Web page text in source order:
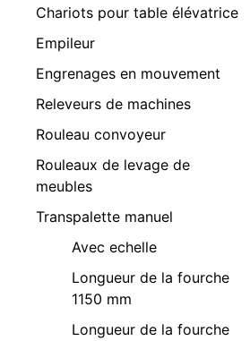
Chariots pour table élévatrice
Empileur
Engrenages en mouvement
Releveurs de machines
Rouleau convoyeur
Rouleaux de levage de
meubles
Transpalette manuel
Avec echelle
Longueur de la fourche
1150 mm
Longueur de la fourche